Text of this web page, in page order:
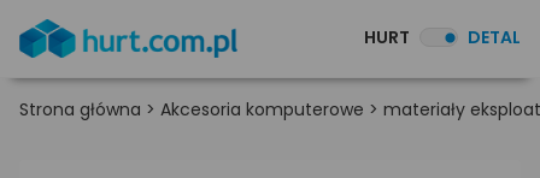
HURT DETAL
Strona główna > Akcesoria komputerowe > materiały